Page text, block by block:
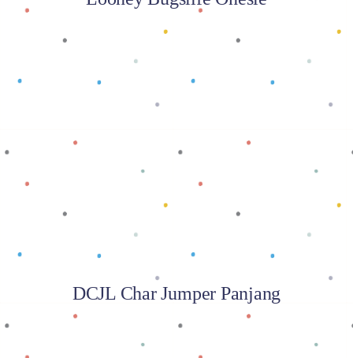
Baca selengkapnya
DCJL Char Jumper Panjang